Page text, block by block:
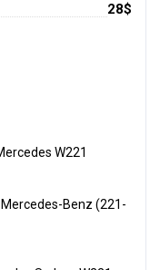
28$
W221
Mercedes-Benz (221-